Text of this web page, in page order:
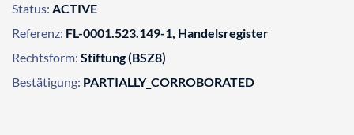
Status: ACTIVE
Referenz: FL-0001.523.149-1, Handelsregister
Rechtsform: Stiftung (BSZ8)
Bestätigung: PARTIALLY_CORROBORATED